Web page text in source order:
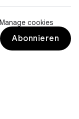
Manage cookies
Abonnieren